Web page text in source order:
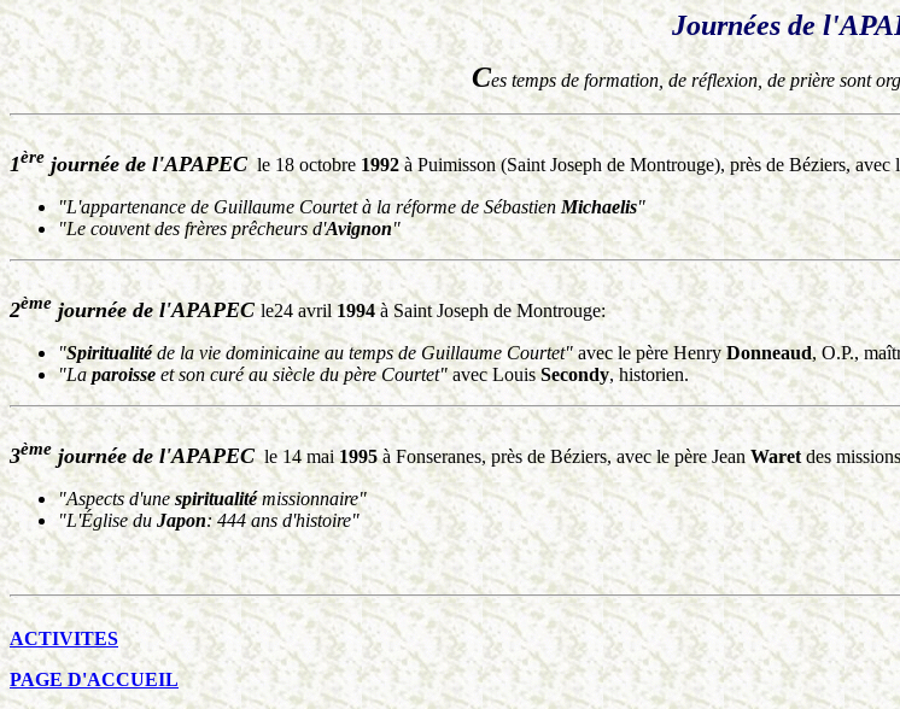
Journées de
Ces temps de formation, de réflexion, de prière sont
1èrejournée de l'APAPECle 18 octobre 1992à Puimisson (Saint Joseph de Montrouge), près de Béziers, avec
"L'appartenance de Guillaume Courtet à la réforme de Sébastien Michaelis"
"Le couvent des frères prêcheurs d'Avignon"
2ème journée de l'APAPECle24 avril1994à Saint Joseph de Montrouge:
"Spiritualitéde la vie dominicaine au temps de Guillaume Courtet" avec le père HenryDonneaud, O.P.,
"Laparoisseet son curé au siècle du père Courtet"avec LouisSecondy, historien.
3èmejournée de l'APAPECle 14 mai1995à Fonseranes, près de Béziers, avec le père Jean Waretdes
"Aspects d'unespiritualitémissionnaire"
"L'Église duJapon: 444 ans d'histoire"
ACTIVITES
PAGE D'ACCUEIL